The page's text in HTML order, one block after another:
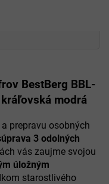
BestBerg BBL-
modrá
prepravu osobných
3 odolných
vás zaujme svojou
úložným
starostlivého